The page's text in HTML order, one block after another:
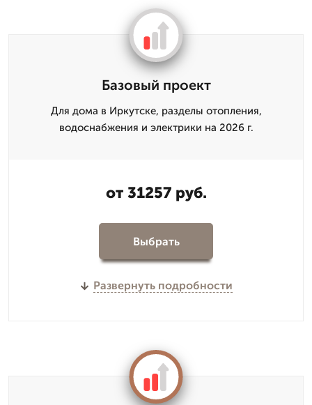
Базовый проект
Для дома в Иркутске, разделы отопления,
водоснабжения и электрики на 2026 г.
от 31257 руб.
Выбрать
Развернуть подробности